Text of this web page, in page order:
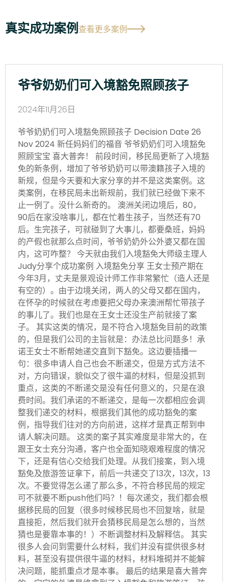
真实成功案例查看更多案例
爷爷奶奶们可入境豁免照顾孩子
2024年11月26日
爷爷奶奶们可入境豁免照顾孩子 Decision Date 26
Nov 2024 新任妈妈们的福音 爷爷奶奶们可入境豁免
照顾宝宝 喜大普奔！ 前段时间，移民局更新了入境豁
免的新条例，增加了爷爷奶奶可以带澳籍孩子入境的
新规，但是今天要和大家分享的并不是这类案例。这
类案例，在移民局未出新规前，我们就已经做下来不
止一例了。没什么新奇的。 澳洲关闭边境后，80，
90后在家没啥事儿，都在忙着生孩子，当然还有70
后。生完孩子，可就碰到了大事儿，都要桑班，妈妈
的产假也就那么点时间，爷爷奶奶外公外婆又都在国
内，这可咋整？ 今天就由我们入境豁免大师级主理人
Judy分享个成功案例 入境豁免分享 王女士预产期在
今年3月，丈夫是景观设计师工作非常繁忙（造人还是
有空的）。由于边境关闭，两人的父母又都在国内，
在怀孕的时候就在考虑要把父母办来澳洲帮忙带孩子
的事儿了。我们也是在王女士还没生产前就接了案
子。 其实这类的情况，是不符合入境豁免目前的政策
的，但是我们公司的主旨就是：办法总比问题多！承
诺王女士不断帮她递交直到下豁免。这边要插播一
句：很多申请人自己也会不断递交，但是方式方法不
对，方向错误，貌似交了很牛逼的材料，但是没抓到
重点，这类的不断递交是没有任何意义的，只是在浪
费时间。我们承诺的不断递交，是每一次都相应会调
整我们递交的材料，根据我们其他的成功豁免的案
例，指导我们往对的方向前进，这样才是真正帮到申
请人解决问题。 这类的案子其实难度是非常大的，在
跟王女士充分沟通，客户也全面知晓艰难程度的情况
下，还是有信心交给我们处理。从我们接案，到入境
豁免及旅游签证拿下，前后一共递交了13次，13次，13
次。不要觉得怎么递了那么多，不符合移民局的规定
可不就要不断push他们吗？！每次递交，我们都会根
据移民局的回复（很多时候移民局也不回复啥，就是
直接拒，然后我们就开会猜移民局是怎么想的，当然
猜也是要靠本事的！）不断调整材料及解释信。 其实
很多人会问到需要什么材料，我们并没有提供很多材
料，甚至没有提供很牛逼的材料，材料堆砌并不能解
决问题，能抓重点才是本事。 最后的结果是喜大普奔